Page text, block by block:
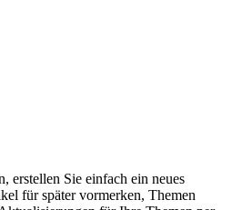
erstellen Sie einfach ein neues
für später vormerken, Themen